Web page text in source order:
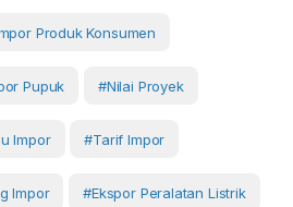
Produk Konsumen
Pupuk #nilai Proyek
Impor #tarif Impor
Impor #ekspor Peralatan Listrik